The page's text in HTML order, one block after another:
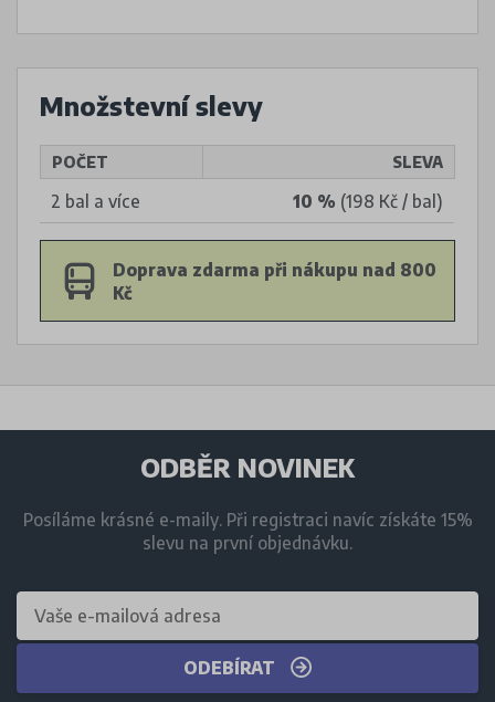
Množstevní slevy
POČET SLEVA
2 bal a více 10 % (198 Kč / bal)
Doprava zdarma při nákupu nad 800
Kč
ODBĚR NOVINEK
Posíláme krásné e-maily. Při registraci navíc získáte 15%
slevu na první objednávku.
ODEBÍRAT